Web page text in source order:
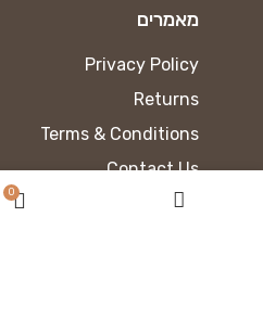
מאמרים
Privacy Policy
Returns
Terms & Conditions
Contact Us
Latest News
0